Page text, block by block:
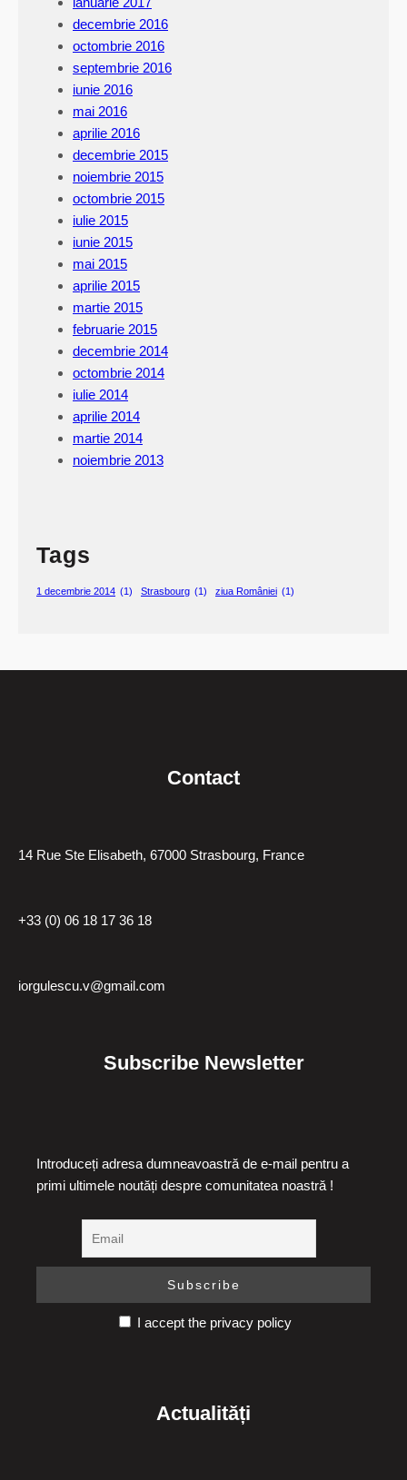
decembrie 2016
octombrie 2016
septembrie 2016
iunie 2016
mai 2016
aprilie 2016
decembrie 2015
noiembrie 2015
octombrie 2015
iulie 2015
iunie 2015
mai 2015
aprilie 2015
martie 2015
februarie 2015
decembrie 2014
octombrie 2014
iulie 2014
aprilie 2014
martie 2014
noiembrie 2013
Tags
1 decembrie 2014 (1) Strasbourg (1) ziua României (1)
Contact
14 Rue Ste Elisabeth, 67000 Strasbourg, France
+33 (0) 06 18 17 36 18
iorgulescu.v@gmail.com
Subscribe Newsletter
Introduceți adresa dumneavoastră de e-mail pentru a
primi ultimele noutăți despre comunitatea noastră !
I accept the privacy policy
Actualități